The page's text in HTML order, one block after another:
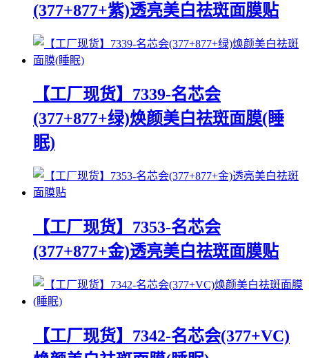
(377+877+紫)透亮美白祛斑面膜贴
【工厂现货】7339-名芯会
(377+877+绿)焕颜美白祛斑面膜(睡
眠)
【工厂现货】7353-名芯会
(377+877+金)透亮美白祛斑面膜贴
【工厂现货】7342-名芯会(377+VC)